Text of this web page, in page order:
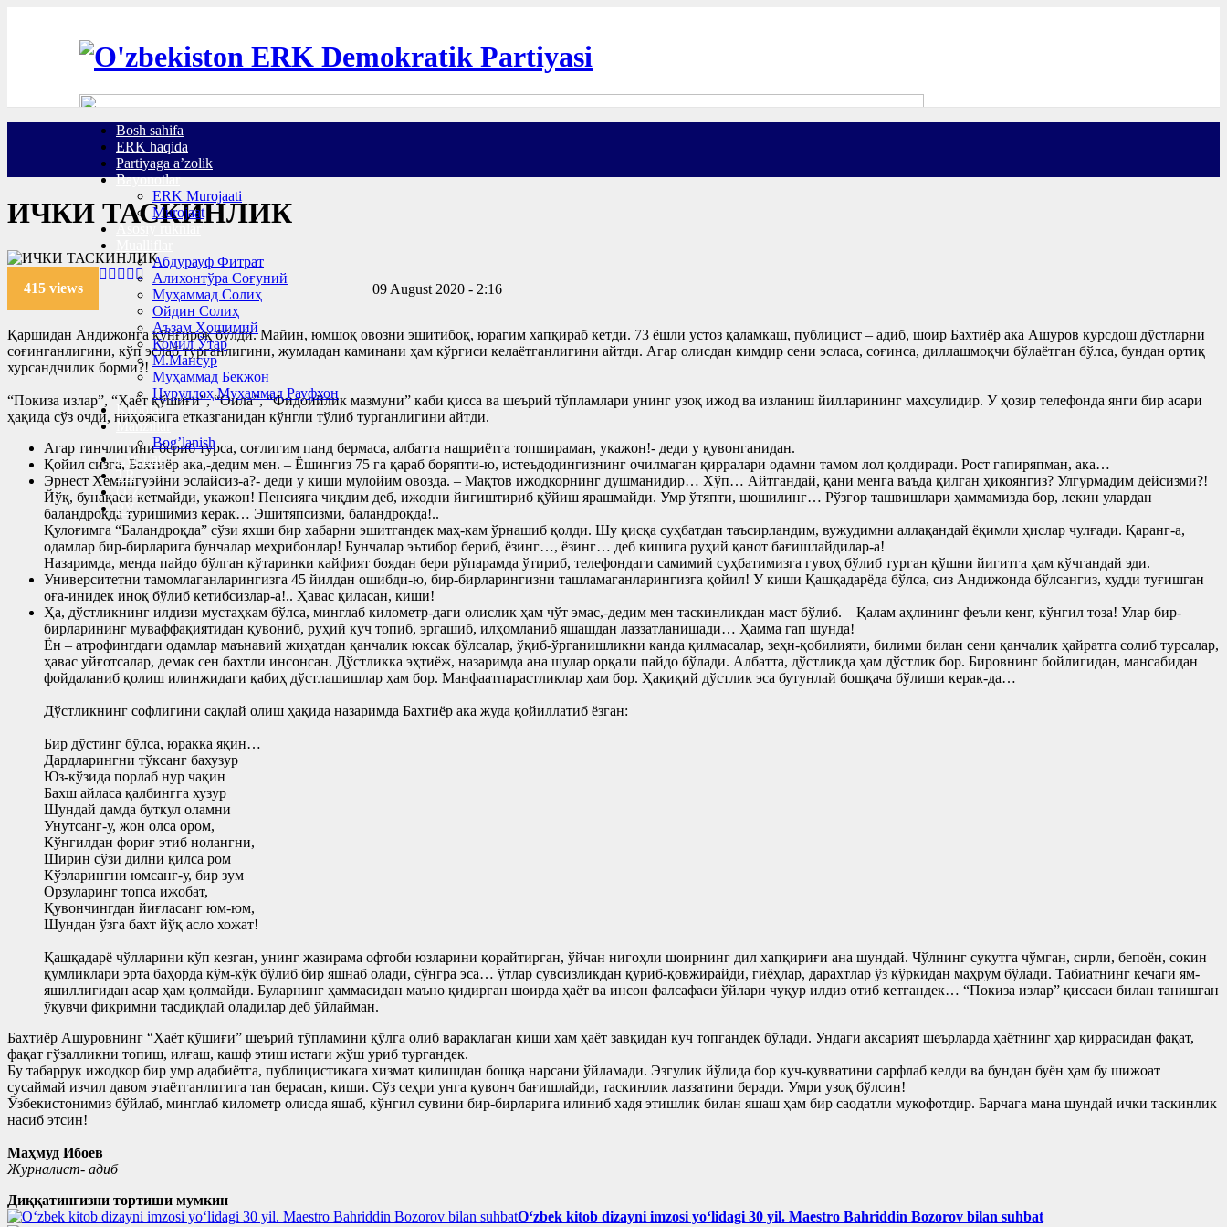
Bosh sahifa
ERK haqida
Partiyaga a’zolik
Bayonotlar
ERK Murojaati
Murojaat
Абдурауф Фитрат
Алихонтўра Соғуний
Муҳаммад Солиҳ
Ойдин Солиҳ
Аъзам Ҳошимий
Комил Ўтар
М.Мансур
Муҳаммад Бекжон
Нуруллоҳ Муҳаммад Рауфхон
Kitoblar
Manzillar
Bog’lanish
Cyr-Lat
TR
O’Z
РУ
ИЧКИ ТАСКИНЛИК
415 views 09 August 2020 - 2:16
Қаршидан Андижонга қўнғироқ бўлди. Майин, юмшоқ овозни эшитибоқ, юрагим хапқираб кетди. 73 ёшли устоз қаламкаш, публицист – адиб, шоир Бахтиёр ака Ашуров курсдош дўстларни
соғинганлигини, кўп эслаб турганлигини, жумладан каминани ҳам кўргиси келаётганлигини айтди. Агар олисдан кимдир сени эсласа, соғинса, диллашмоқчи бўлаётган бўлса, бундан ортиқ
хурсандчилик борми?!
“Покиза излар”, “Ҳаёт қўшиғи”, “Оила”, “Фидоийлик мазмуни” каби қисса ва шеърий тўпламлари унинг узоқ ижод ва изланиш йилларининг маҳсулидир. У ҳозир телефонда янги бир асари
ҳақида сўз очди, ниҳоясига етказганидан кўнгли тўлиб турганлигини айтди.
Агар тинчлигини бериб турса, соғлигим панд бермаса, албатта нашриётга топшираман, укажон!- деди у қувонганидан.
Қойил сизга, Бахтиёр ака,-дедим мен. – Ёшингиз 75 га қараб боряпти-ю, истеъдодингизнинг очилмаган қирралари одамни тамом лол қолдиради. Рост гапиряпман, ака…
Эрнест Хемингуэйни эслайсиз-а?- деди у киши мулойим овозда. – Мақтов ижодкорнинг душманидир… Хўп… Айтгандай, қани менга ваъда қилган ҳикоянгиз? Улгурмадим дейсизми?!
Йўқ, бунақаси кетмайди, укажон! Пенсияга чиқдим деб, ижодни йиғиштириб қўйиш ярашмайди. Умр ўтяпти, шошилинг… Рўзғор ташвишлари ҳаммамизда бор, лекин улардан
баландроқда туришимиз керак… Эшитяпсизми, баландроқда!..
Қулоғимга “Баландроқда” сўзи яхши бир хабарни эшитгандек маҳ-кам ўрнашиб қолди. Шу қисқа суҳбатдан таъсирландим, вужудимни аллақандай ёқимли ҳислар чулғади. Қаранг-а,
одамлар бир-бирларига бунчалар меҳрибонлар! Бунчалар эътибор бериб, ёзинг…, ёзинг… деб кишига руҳий қанот бағишлайдилар-а!
Назаримда, менда пайдо бўлган кўтаринки кайфият боядан бери рўпарамда ўтириб, телефондаги самимий суҳбатимизга гувоҳ бўлиб турган қўшни йигитга ҳам кўчгандай эди.
Университетни тамомлаганларингизга 45 йилдан ошибди-ю, бир-бирларингизни ташламаганларингизга қойил! У киши Қашқадарёда бўлса, сиз Андижонда бўлсангиз, худди туғишган
оға-инидек иноқ бўлиб кетибсизлар-а!.. Ҳавас қиласан, киши!
Ҳа, дўстликнинг илдизи мустаҳкам бўлса, минглаб километр-даги олислик ҳам чўт эмас,-дедим мен таскинликдан маст бўлиб. – Қалам аҳлининг феъли кенг, кўнгил тоза! Улар бир-
бирларининг муваффақиятидан қувониб, руҳий куч топиб, эргашиб, илҳомланиб яшашдан лаззатланишади… Ҳамма гап шунда!
Ён – атрофингдаги одамлар маънавий жиҳатдан қанчалик юксак бўлсалар, ўқиб-ўрганишликни канда қилмасалар, зеҳн-қобилияти, билими билан сени қанчалик ҳайратга солиб турсалар,
ҳавас уйғотсалар, демак сен бахтли инсонсан. Дўстликка эҳтиёж, назаримда ана шулар орқали пайдо бўлади. Албатта, дўстликда ҳам дўстлик бор. Бировнинг бойлигидан, мансабидан
фойдаланиб қолиш илинжидаги қабиҳ дўстлашишлар ҳам бор. Манфаатпарастликлар ҳам бор. Ҳақиқий дўстлик эса бутунлай бошқача бўлиши керак-да…
Дўстликнинг софлигини сақлай олиш ҳақида назаримда Бахтиёр ака жуда қойиллатиб ёзган:
Бир дўстинг бўлса, юракка яқин…
Дардларингни тўксанг бахузур
Юз-кўзида порлаб нур чақин
Бахш айласа қалбингга хузур
Шундай дамда буткул оламни
Унутсанг-у, жон олса ором,
Кўнгилдан фориғ этиб нолангни,
Ширин сўзи дилни қилса ром
Кўзларингни юмсанг-у, бир зум
Орзуларинг топса ижобат,
Қувончингдан йиғласанг юм-юм,
Шундан ўзга бахт йўқ асло хожат!
Қашқадарё чўлларини кўп кезган, унинг жазирама офтоби юзларини қорайтирган, ўйчан нигоҳли шоирнинг дил хапқириғи ана шундай. Чўлнинг сукутга чўмган, сирли, бепоён, сокин
қумликлари эрта баҳорда кўм-кўк бўлиб бир яшнаб олади, сўнгра эса… ўтлар сувсизликдан қуриб-қовжирайди, гиёҳлар, дарахтлар ўз кўркидан маҳрум бўлади. Табиатнинг кечаги ям-
яшиллигидан асар ҳам қолмайди. Буларнинг ҳаммасидан маъно қидирган шоирда ҳаёт ва инсон фалсафаси ўйлари чуқур илдиз отиб кетгандек… “Покиза излар” қиссаси билан танишган
ўқувчи фикримни тасдиқлай оладилар деб ўйлайман.
Бахтиёр Ашуровнинг “Ҳаёт қўшиғи” шеърий тўпламини қўлга олиб варақлаган киши ҳам ҳаёт завқидан куч топгандек бўлади. Ундаги аксарият шеърларда ҳаётнинг ҳар қиррасидан фақат,
фақат гўзалликни топиш, илғаш, кашф этиш истаги жўш уриб тургандек.
Бу табаррук ижодкор бир умр адабиётга, публицистикага хизмат қилишдан бошқа нарсани ўйламади. Эзгулик йўлида бор куч-қувватини сарфлаб келди ва бундан буён ҳам бу шижоат
сусаймай изчил давом этаётганлигига тан берасан, киши. Сўз сеҳри унга қувонч бағишлайди, таскинлик лаззатини беради. Умри узоқ бўлсин!
Ўзбекистонимиз бўйлаб, минглаб километр олисда яшаб, кўнгил сувини бир-бирларига илиниб хадя этишлик билан яшаш ҳам бир саодатли мукофотдир. Барчага мана шундай ички таскинлик
насиб этсин!
Маҳмуд Ибоев
Журналист- адиб
Диққатингизни тортиши мумкин
Oʻzbek kitob dizayni imzosi yoʻlidagi 30 yil. Maestro Bahriddin Bozorov bilan suhbat